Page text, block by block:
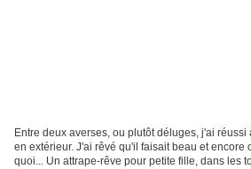
Entre deux averses, ou plutôt déluges, j'ai
en extérieur. J'ai rêvé qu'il faisait beau et encore
quoi... Un attrape-rêve pour petite fille, dans les